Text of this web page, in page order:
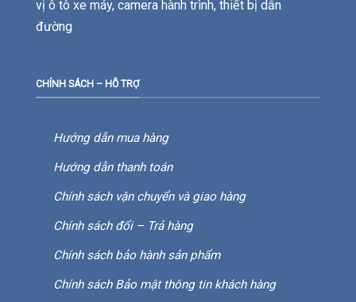
vị ô tô xe máy, camera hành trình, thiết bị dẫn
đường
CHÍNH SÁCH – HỖ TRỢ
Hướng dẫn mua hàng
Hướng dẫn thanh toán
Chính sách vận chuyển và giao hàng
Chính sách đổi – Trả hàng
Chính sách bảo hành sản phẩm
Chính sách Bảo mật thông tin khách hàng